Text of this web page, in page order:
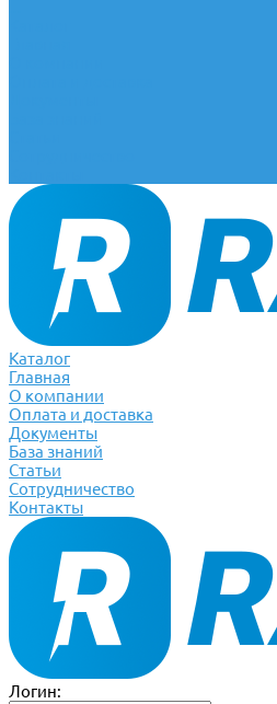
Каталог
Главная
О компании
Оплата и доставка
Документы
База знаний
Статьи
Сотрудничество
Контакты
Логин: